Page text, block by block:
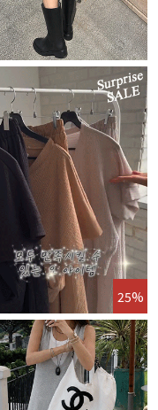
25%